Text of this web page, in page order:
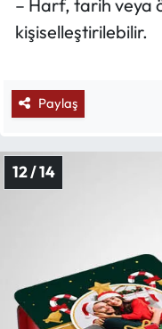
– Harf, tarih veya
kişiselleştirilebilir.
Paylaş
12 / 14